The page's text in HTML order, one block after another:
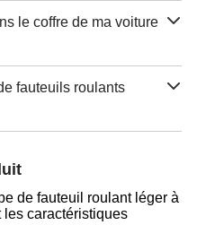
le coffre de ma voiture
fauteuils roulants
de fauteuil roulant léger à
les caractéristiques